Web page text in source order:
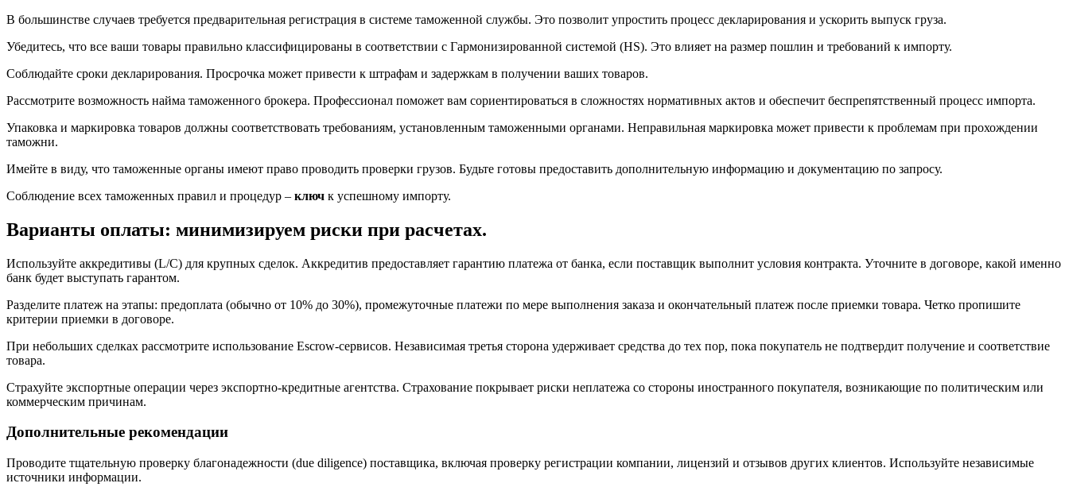
В большинстве случаев требуется предварительная регистрация в системе таможенной службы. Это позволит упростить процесс декларирования и ускорить выпуск груза.
Убедитесь, что все ваши товары правильно классифицированы в соответствии с Гармонизированной системой (HS). Это влияет на размер пошлин и требований к импорту.
Соблюдайте сроки декларирования. Просрочка может привести к штрафам и задержкам в получении ваших товаров.
Рассмотрите возможность найма таможенного брокера. Профессионал поможет вам сориентироваться в сложностях нормативных актов и обеспечит беспрепятственный процесс импорта.
Упаковка и маркировка товаров должны соответствовать требованиям, установленным таможенными органами. Неправильная маркировка может привести к проблемам при прохождении
таможни.
Имейте в виду, что таможенные органы имеют право проводить проверки грузов. Будьте готовы предоставить дополнительную информацию и документацию по запросу.
Соблюдение всех таможенных правил и процедур – ключ к успешному импорту.
Варианты оплаты: минимизируем риски при расчетах.
Используйте аккредитивы (L/C) для крупных сделок. Аккредитив предоставляет гарантию платежа от банка, если поставщик выполнит условия контракта. Уточните в договоре, какой именно
банк будет выступать гарантом.
Разделите платеж на этапы: предоплата (обычно от 10% до 30%), промежуточные платежи по мере выполнения заказа и окончательный платеж после приемки товара. Четко пропишите
критерии приемки в договоре.
При небольших сделках рассмотрите использование Escrow-сервисов. Независимая третья сторона удерживает средства до тех пор, пока покупатель не подтвердит получение и соответствие
товара.
Страхуйте экспортные операции через экспортно-кредитные агентства. Страхование покрывает риски неплатежа со стороны иностранного покупателя, возникающие по политическим или
коммерческим причинам.
Дополнительные рекомендации
Проводите тщательную проверку благонадежности (due diligence) поставщика, включая проверку регистрации компании, лицензий и отзывов других клиентов. Используйте независимые
источники информации.